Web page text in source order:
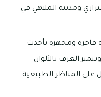
ومدينة الملاهي في
فاخرة ومجهزة بأحدث
الغرف بالألوان
على المناظر الطبيعية